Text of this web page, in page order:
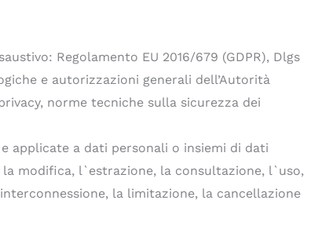
Regolamento EU 2016/679 (GDPR), Dlgs
e autorizzazioni generali dell’Autorità
norme tecniche sulla sicurezza dei
applicate a dati personali o insiemi di dati
modifica, l`estrazione, la consultazione, l`uso,
la limitazione, la cancellazione